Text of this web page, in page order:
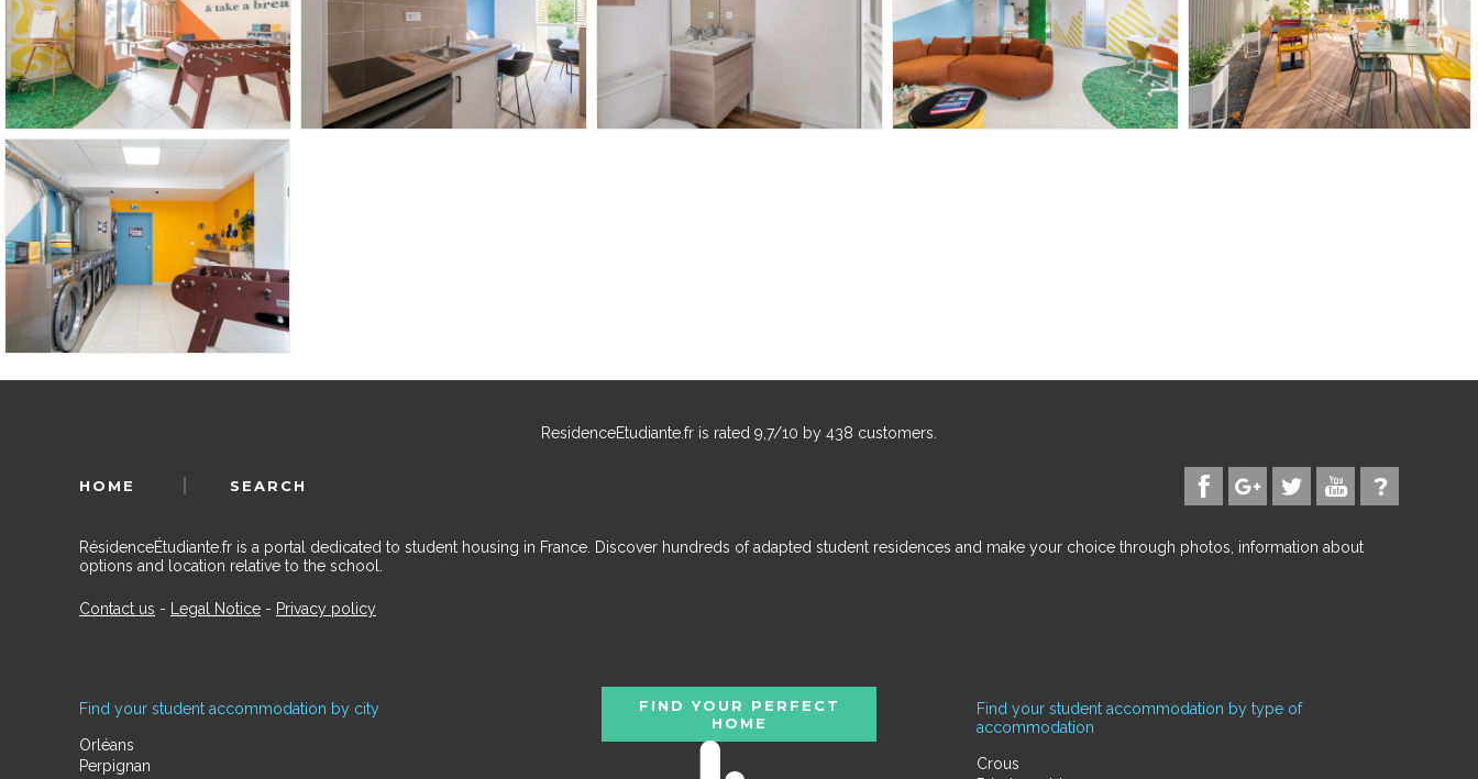
ResidenceEtudiante.fr is rated 9,7/10 by 438 customers.
HOME SEARCH
RésidenceÉtudiante.fr is a portal dedicated to student housing in France. Discover hundreds of adapted student residences and make your choice through photos, information about
options and location relative to the school.
Contact us - Legal Notice - Privacy policy
Find your student accommodation by city
Orléans
Perpignan
Find your student accommodation by type of
accommodation
Crous
FIND YOUR PERFECT
HOME